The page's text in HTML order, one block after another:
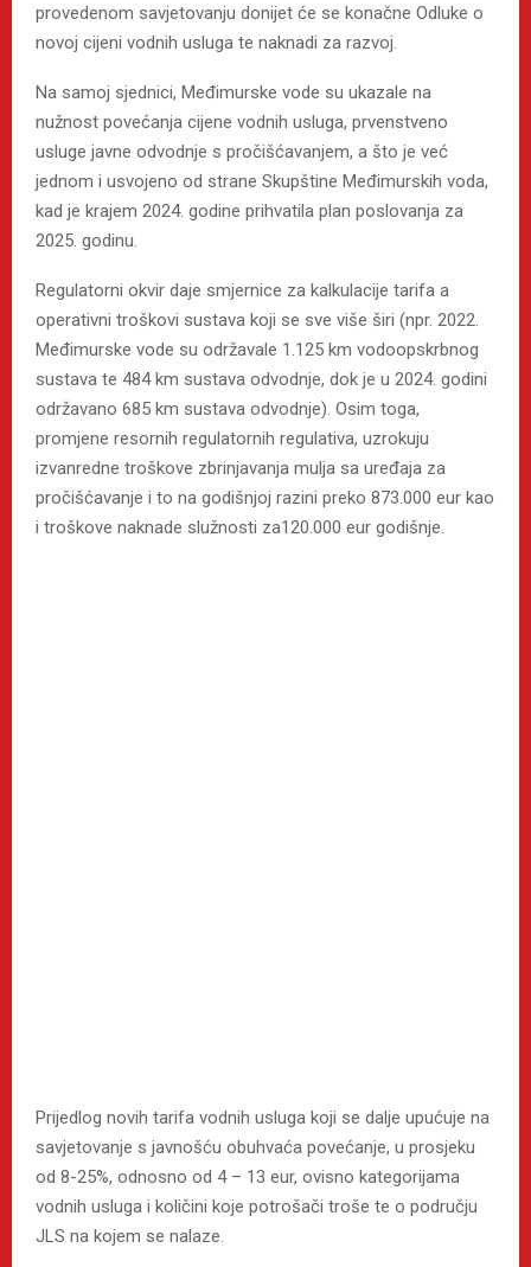
provedenom savjetovanju donijet će se konačne Odluke o
novoj cijeni vodnih usluga te naknadi za razvoj.
Na samoj sjednici, Međimurske vode su ukazale na
nužnost povećanja cijene vodnih usluga, prvenstveno
usluge javne odvodnje s pročišćavanjem, a što je već
jednom i usvojeno od strane Skupštine Međimurskih voda,
kad je krajem 2024. godine prihvatila plan poslovanja za
2025. godinu.
Regulatorni okvir daje smjernice za kalkulacije tarifa a
operativni troškovi sustava koji se sve više širi (npr. 2022.
Međimurske vode su održavale 1.125 km vodoopskrbnog
sustava te 484 km sustava odvodnje, dok je u 2024. godini
održavano 685 km sustava odvodnje). Osim toga,
promjene resornih regulatornih regulativa, uzrokuju
izvanredne troškove zbrinjavanja mulja sa uređaja za
pročišćavanje i to na godišnjoj razini preko 873.000 eur kao
i troškove naknade služnosti za120.000 eur godišnje.
Prijedlog novih tarifa vodnih usluga koji se dalje upućuje na
savjetovanje s javnošću obuhvaća povećanje, u prosjeku
od 8-25%, odnosno od 4 – 13 eur, ovisno kategorijama
vodnih usluga i količini koje potrošači troše te o području
JLS na kojem se nalaze.